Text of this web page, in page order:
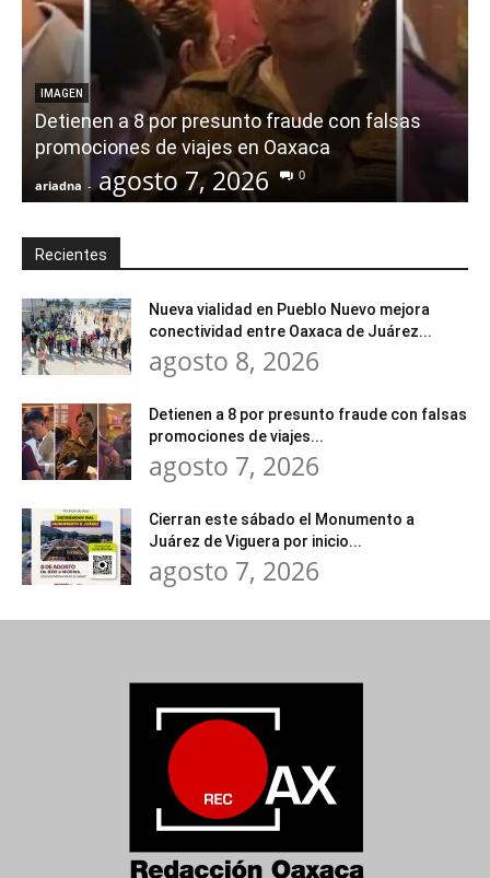
IMAGEN
Detienen a 8 por presunto fraude con falsas
promociones de viajes en Oaxaca
ariadna - agosto 7, 2026 0
Recientes
Nueva vialidad en Pueblo Nuevo mejora
conectividad entre Oaxaca de Juárez...
agosto 8, 2026
Detienen a 8 por presunto fraude con falsas
promociones de viajes...
agosto 7, 2026
Cierran este sábado el Monumento a
Juárez de Viguera por inicio...
agosto 7, 2026